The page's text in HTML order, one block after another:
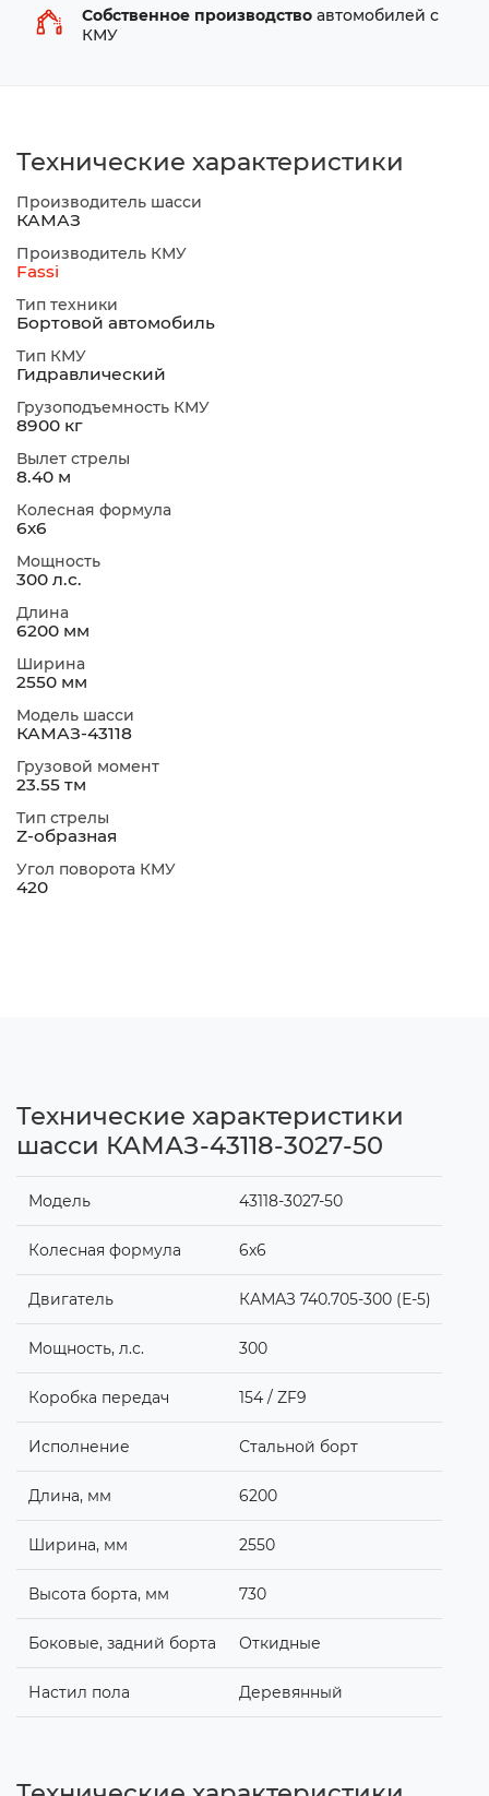
Собственное производство автомобилей с
КМУ
Технические характеристики
Производитель шасси
КАМАЗ
Производитель КМУ
Fassi
Тип техники
Бортовой автомобиль
Тип КМУ
Гидравлический
Грузоподъемность КМУ
8900 кг
Вылет стрелы
8.40 м
Колесная формула
6х6
Мощность
300 л.с.
Длина
6200 мм
Ширина
2550 мм
Модель шасси
КАМАЗ-43118
Грузовой момент
23.55 тм
Тип стрелы
Z-образная
Угол поворота КМУ
420
Технические характеристики
шасси КАМАЗ-43118-3027-50
Модель 43118-3027-50
Колесная формула 6x6
Двигатель КАМАЗ 740.705-300 (Е-5)
Мощность, л.с. 300
Коробка передач 154 / ZF9
Исполнение Стальной борт
Длина, мм 6200
Ширина, мм 2550
Высота борта, мм 730
Боковые, задний борта Откидные
Настил пола Деревянный